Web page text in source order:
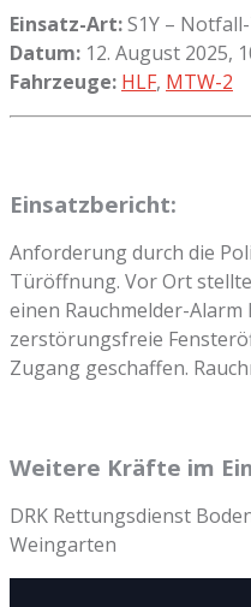
Einsatz-Art:S1Y –
Datum: 12. August 2025,
Fahrzeuge: HLF, MTW-2
Einsatzbericht:
Anforderung durch die
Türöffnung. Vor Ort
einen Rauchmelder-
zerstörungsfreie
Zugang geschaffen.
Weitere Kräfte im
DRK Rettungsdienst
Weingarten